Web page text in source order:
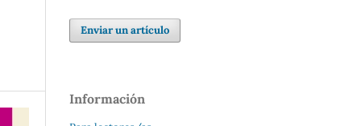
Enviar un artículo
Información